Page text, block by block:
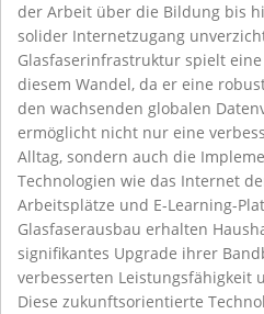
der Arbeit über die Bildung bis
solider Internetzugang
Glasfaserinfrastruktur spielt
diesem Wandel, da er eine
den wachsenden globalen
ermöglicht nicht nur eine
Alltag, sondern auch die
Technologien wie das Internet
Arbeitsplätze und E-Learning-
Glasfaserausbau erhalten
signifikantes Upgrade ihrer
verbesserten Leistungsfähigkeit
Diese zukunftsorientierte